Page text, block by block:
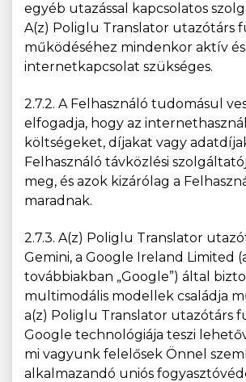
egyéb utazással kapcsolatos
A(z) Poliglu Translator utazótárs
működéséhez mindenkor aktív és
internetkapcsolat szükséges.
2.7.2. A Felhasználó tudomásul
elfogadja, hogy az
költségeket, díjakat vagy
Felhasználó távközlési
meg, és azok kizárólag a
maradnak.
2.7.3. A(z) Poliglu Translator
Gemini, a Google Ireland Limited
továbbiakban „Google”) által
multimodális modellek családja
a(z) Poliglu Translator utazótárs
Google technológiája teszi
mi vagyunk felelősek Önnel
alkalmazandó uniós